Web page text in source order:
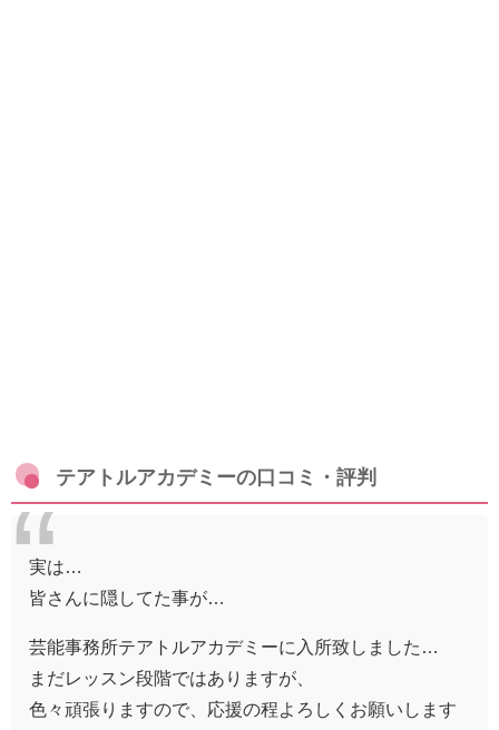
テアトルアカデミーの口コミ・評判
実は…
皆さんに隠してた事が…
芸能事務所テアトルアカデミーに入所致しました…
まだレッスン段階ではありますが、
色々頑張りますので、応援の程よろしくお願いします